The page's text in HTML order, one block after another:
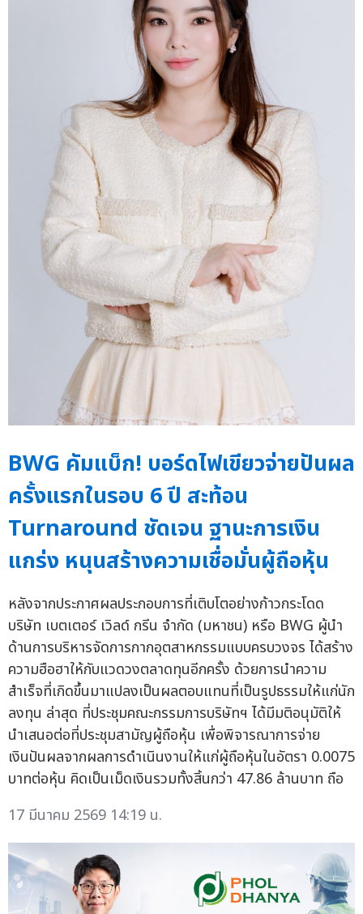
BWG คัมแบ็ก! บอร์ดไฟเขียวจ่ายปันผล
ครั้งแรกในรอบ 6 ปี สะท้อน
Turnaround ชัดเจน ฐานะการเงิน
แกร่ง หนุนสร้างความเชื่อมั่นผู้ถือหุ้น
หลังจากประกาศผลประกอบการที่เติบโตอย่างก้าวกระโดด
บริษัท เบตเตอร์ เวิลด์ กรีน จำกัด (มหาชน) หรือ BWG ผู้นำ
ด้านการบริหารจัดการกากอุตสาหกรรมแบบครบวงจร ได้สร้าง
ความฮือฮาให้กับแวดวงตลาดทุนอีกครั้ง ด้วยการนำความ
สำเร็จที่เกิดขึ้นมาแปลงเป็นผลตอบแทนที่เป็นรูปธรรมให้แก่นัก
ลงทุน ล่าสุด ที่ประชุมคณะกรรมการบริษัทฯ ได้มีมติอนุมัติให้
นำเสนอต่อที่ประชุมสามัญผู้ถือหุ้น เพื่อพิจารณาการจ่าย
เงินปันผลจากผลการดำเนินงานให้แก่ผู้ถือหุ้นในอัตรา 0.0075
บาทต่อหุ้น คิดเป็นเม็ดเงินรวมทั้งสิ้นกว่า 47.86 ล้านบาท ถือ
17 มีนาคม 2569 14:19 น.